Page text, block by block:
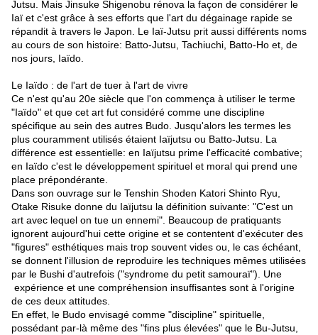
Jutsu. Mais Jinsuke Shigenobu rénova la façon de considérer le
Iaï et c'est grâce à ses efforts que l'art du dégainage rapide se
répandit à travers le Japon. Le Iaï-Jutsu prit aussi différents noms
au cours de son histoire: Batto-Jutsu, Tachiuchi, Batto-Ho et, de
nos jours, Iaïdo.
Le Iaïdo : de l'art de tuer à l'art de vivre
Ce n'est qu'au 20e siècle que l'on commença à utiliser le terme
"Iaïdo" et que cet art fut considéré comme une discipline
spécifique au sein des autres Budo. Jusqu'alors les termes les
plus couramment utilisés étaient Iaïjutsu ou Batto-Jutsu. La
différence est essentielle: en Iaïjutsu prime l'efficacité combative;
en Iaïdo c'est le développement spirituel et moral qui prend une
place prépondérante.
Dans son ouvrage sur le Tenshin Shoden Katori Shinto Ryu,
Otake Risuke donne du Iaïjutsu la définition suivante: "C'est un
art avec lequel on tue un ennemi". Beaucoup de pratiquants
ignorent aujourd'hui cette origine et se contentent d'exécuter des
"figures" esthétiques mais trop souvent vides ou, le cas échéant,
se donnent l'illusion de reproduire les techniques mêmes utilisées
par le Bushi d'autrefois ("syndrome du petit samouraï"). Une
expérience et une compréhension insuffisantes sont à l'origine
de ces deux attitudes.
En effet, le Budo envisagé comme "discipline" spirituelle,
possédant par-là même des "fins plus élevées" que le Bu-Jutsu,